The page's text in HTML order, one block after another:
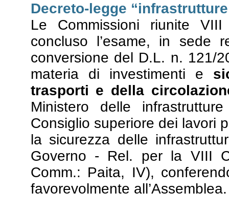
Decreto-legge
Le Commissioni riunite
concluso l’esame, in sede
conversione del D.L. n. 121/
materia di investimenti e
trasporti e della
Ministero delle
Consiglio superiore dei lavori
la sicurezza delle
Governo - Rel. per la VIII
Comm.: Paita, IV),
favorevolmente all’Assemblea.